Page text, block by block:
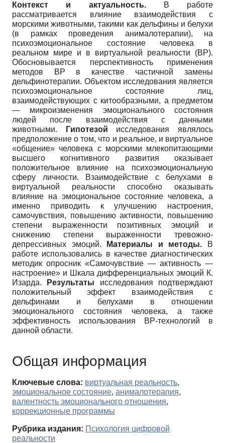
Контекст и актуальность.В работе
рассматривается влияние взаимодействия с
морскими животными, такими как дельфины и белухи
(в рамках проведения анималотерапии), на
психоэмоциональное состояние человека в
реальном мире и в виртуальной реальности (ВР).
Обосновывается перспективность применения
методов ВР в качестве частичной замены
дельфинотерапии. Объектом исследования является
психоэмоциональное состояние лиц,
взаимодействующих с китообразными, а предметом
— микроизменения эмоционального состояния
людей после взаимодействия с данными
животными.
Гипотезой исследования являлось
предположение о том, что и реальное, и виртуальное
«общение» человека с морскими млекопитающими
высшего когнитивного развития оказывает
положительное влияние на психоэмоциональную
сферу личности. Взаимодействие с белухами в
виртуальной реальности способно оказывать
влияние на эмоциональное состояние человека, а
именно приводить к улучшению настроения,
самочувствия, повышению активности, повышению
степени выраженности позитивных эмоций и
снижению степени выраженности тревожно-
депрессивных эмоций.
Материалы и методы. В
работе использовались в качестве диагностических
методик опросник «Cамочувствие — активность —
настроение» и Шкала дифференциальных эмоций К.
Изарда.
Результаты исследования подтверждают
положительный эффект взаимодействия с
дельфинами и белухами в отношении
эмоционального состояния человека, а также
эффективность использования ВР-технологий в
данной области.
Общая информация
Ключевые слова: виртуальная реальность,
эмоциональное состояние, анималотерапия,
валентность эмоционального отношения,
коррекционные программы
Рубрика издания: Психология цифровой
реальности